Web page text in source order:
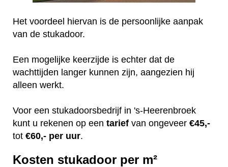
Het voordeel hiervan is de persoonlijke aanpak
van de stukadoor.
Een mogelijke keerzijde is echter dat de
wachttijden langer kunnen zijn, aangezien hij
alleen werkt.
Voor een stukadoorsbedrijf in 's-Heerenbroek
kunt u rekenen op een tarief van ongeveer €45,-
tot €60,- per uur.
Kosten stukadoor per m²